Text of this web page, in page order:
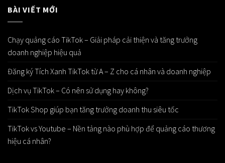
BÀI VIẾT MỚI
Chạy quảng cáo TikTok – Giải pháp cải thiện và tăng trưởng
doanh nghiệp hiệu quả
Đăng ký Tích Xanh TikTok từ A – Z cho cá nhân và doanh nghiệp
Dịch vụ TikTok – Có nên sử dụng hay không?
TikTok Shop giúp bạn tăng trưởng doanh thu siêu tốc
TikTok vs Youtube – Nền tảng nào phù hợp để quảng cáo thương
hiệu cá nhân?